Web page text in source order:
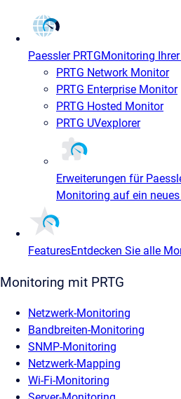
Paessler PRTGMonitoring
PRTG Network Monitor
PRTG Enterprise Monitor
PRTG Hosted Monitor
PRTG UVexplorer
Erweiterungen für
Monitoring auf ein neues
FeaturesEntdecken Sie alle
Monitoring mit PRTG
Netzwerk-Monitoring
Bandbreiten-Monitoring
SNMP-Monitoring
Netzwerk-Mapping
Wi-Fi-Monitoring